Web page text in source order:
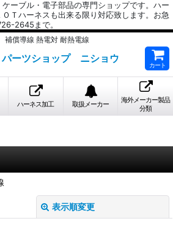
ーブル・電子部品の専門ショップです。ハー
Ｔハーネスも出来る限り対応致します。お急
2645まで。
償導線 熱電対 耐熱電線
パーツショップ ニショウ
カート
ハーネス加工 取扱メーカー
海外メーカー製品
分類
表示順変更